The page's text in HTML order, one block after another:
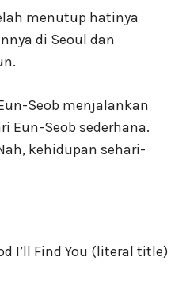
menutup hatinya
di Seoul dan
Seob menjalankan
Eun-Seob sederhana.
kehidupan sehari-
I’ll Find You (literal title)